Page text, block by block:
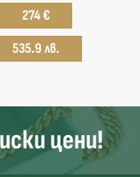
274 €
535.9 лв.
цени!